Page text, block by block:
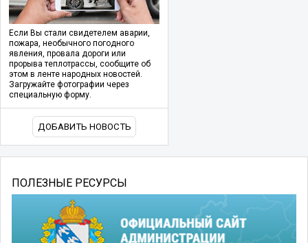
Если Вы стали свидетелем аварии,
пожара, необычного погодного
явления, провала дороги или
прорыва теплотрассы, сообщите об
этом в ленте народных новостей.
Загружайте фотографии через
специальную форму.
ДОБАВИТЬ НОВОСТЬ
ПОЛЕЗНЫЕ РЕСУРСЫ